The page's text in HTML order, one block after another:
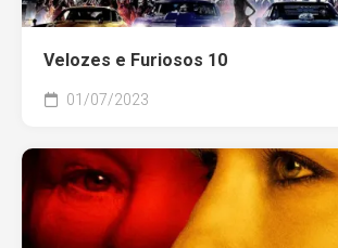
Velozes e Furiosos 10
01/07/2023